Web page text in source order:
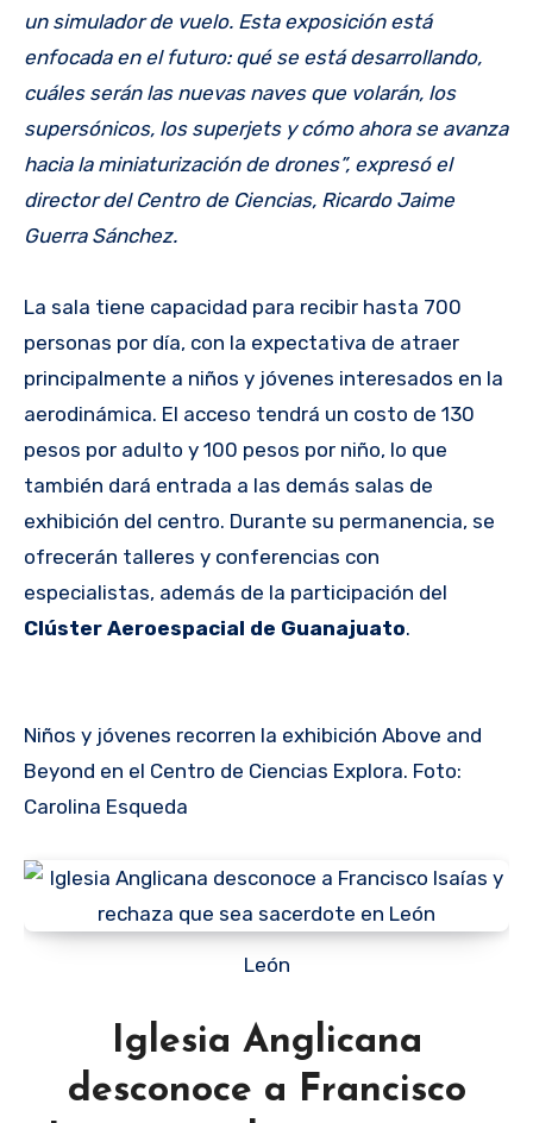
un simulador de vuelo. Esta exposición está
enfocada en el futuro: qué se está desarrollando,
cuáles serán las nuevas naves que volarán, los
supersónicos, los superjets y cómo ahora se avanza
hacia la miniaturización de drones”, expresó el
director del Centro de Ciencias, Ricardo Jaime
Guerra Sánchez.
La sala tiene capacidad para recibir hasta 700
personas por día, con la expectativa de atraer
principalmente a niños y jóvenes interesados en la
aerodinámica. El acceso tendrá un costo de 130
pesos por adulto y 100 pesos por niño, lo que
también dará entrada a las demás salas de
exhibición del centro. Durante su permanencia, se
ofrecerán talleres y conferencias con
especialistas, además de la participación del
Clúster Aeroespacial de Guanajuato.
Niños y jóvenes recorren la exhibición Above and
Beyond en el Centro de Ciencias Explora. Foto:
Carolina Esqueda
León
Iglesia Anglicana
desconoce a Francisco